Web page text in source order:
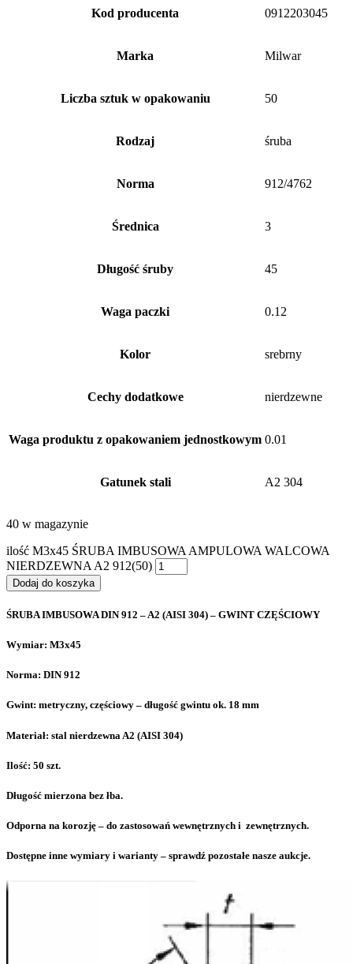
Kod producenta 0912203045
Marka Milwar
Liczba sztuk w opakowaniu 50
Rodzaj śruba
Norma 912/4762
Średnica 3
Długość śruby 45
Waga paczki 0.12
Kolor srebrny
Cechy dodatkowe nierdzewne
Waga produktu z opakowaniem jednostkowym 0.01
Gatunek stali A2 304
40 w magazynie
ilość M3x45 ŚRUBA IMBUSOWA AMPULOWA WALCOWA
NIERDZEWNA A2 912(50)
Dodaj do koszyka
ŚRUBA IMBUSOWA DIN 912 – A2 (AISI 304) – GWINT CZĘŚCIOWY
Wymiar: M3x45
Norma: DIN 912
Gwint: metryczny, częściowy – długość gwintu ok. 18 mm
Materiał: stal nierdzewna A2 (AISI 304)
Ilość: 50 szt.
Długość mierzona bez łba.
Odporna na korozję – do zastosowań wewnętrznych i zewnętrznych.
Dostępne inne wymiary i warianty – sprawdź pozostałe nasze aukcje.